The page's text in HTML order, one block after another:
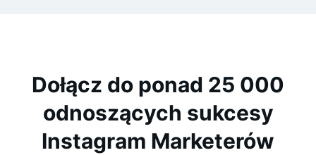
Dołącz do ponad 25 000
odnoszących sukcesy
Instagram Marketerów